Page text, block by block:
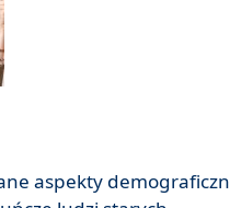
aspekty